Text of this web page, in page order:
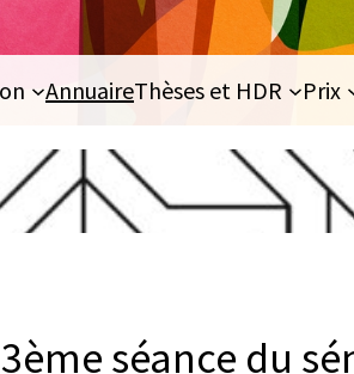
AnnuaireThèses et HDR Prix
3ème séance du